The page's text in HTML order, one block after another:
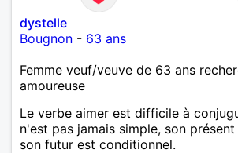
dystelle
Bougnon - 63 ans
Femme veuf/veuve de 63 ans
amoureuse
Le verbe aimer est difficile à
n'est pas jamais simple, son
son futur est conditionnel.